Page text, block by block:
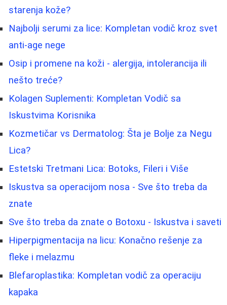
starenja kože?
Najbolji serumi za lice: Kompletan vodič kroz svet
anti-age nege
Osip i promene na koži - alergija, intolerancija ili
nešto treće?
Kolagen Suplementi: Kompletan Vodič sa
Iskustvima Korisnika
Kozmetičar vs Dermatolog: Šta je Bolje za Negu
Lica?
Estetski Tretmani Lica: Botoks, Fileri i Više
Iskustva sa operacijom nosa - Sve što treba da
znate
Sve što treba da znate o Botoxu - Iskustva i saveti
Hiperpigmentacija na licu: Konačno rešenje za
fleke i melazmu
Blefaroplastika: Kompletan vodič za operaciju
kapaka